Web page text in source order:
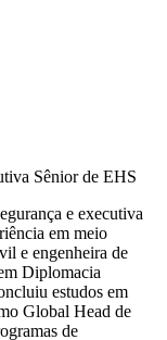
Sênior de EHS
e executiva
em meio
e engenheira de
Diplomacia
estudos em
Global Head de
de